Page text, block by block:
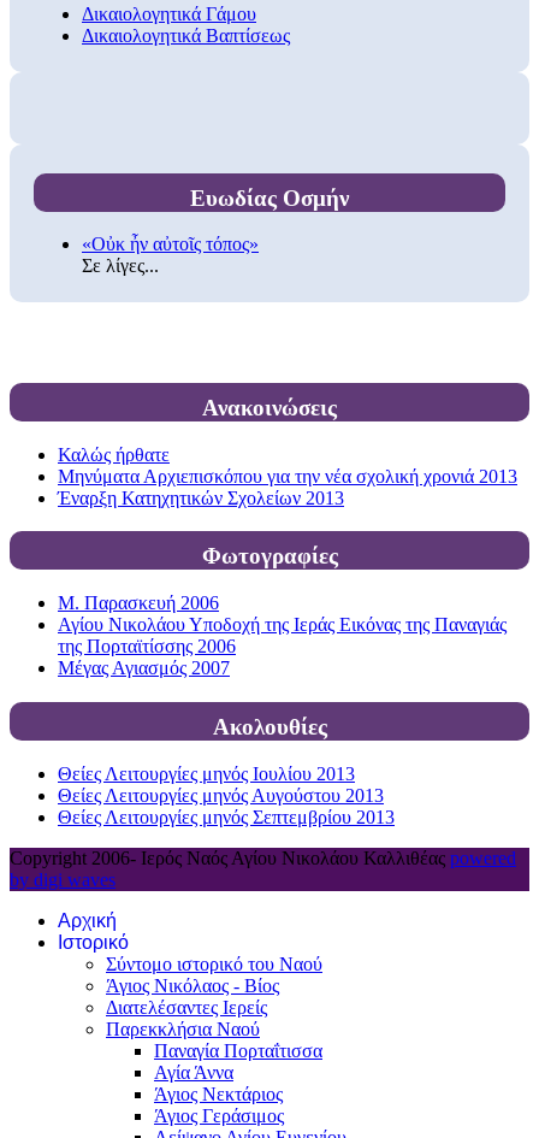
Δικαιολογητικά Γάμου
Δικαιολογητικά Βαπτίσεως
Ευωδίας Οσμήν
«Οὐκ ἦν αὐτοῖς τόπος»
Σε λίγες...
Ανακοινώσεις
Καλώς ήρθατε
Μηνύματα Αρχιεπισκόπου για την νέα σχολική χρονιά 2013
Έναρξη Κατηχητικών Σχολείων 2013
Φωτογραφίες
Μ. Παρασκευή 2006
Αγίου Νικολάου Υποδοχή της Ιεράς Εικόνας της Παναγιάς
της Πορταϊτίσσης 2006
Μέγας Αγιασμός 2007
Ακολουθίες
Θείες Λειτουργίες μηνός Ιουλίου 2013
Θείες Λειτουργίες μηνός Αυγούστου 2013
Θείες Λειτουργίες μηνός Σεπτεμβρίου 2013
Copyright 2006- Ιερός Ναός Αγίου Νικολάου Καλλιθέας powered
by digi waves
Αρχική
Ιστορικό
Σύντομο ιστορικό του Ναού
Άγιος Νικόλαος - Βίος
Διατελέσαντες Ιερείς
Παρεκκλήσια Ναού
Παναγία Πορταΐτισσα
Αγία Άννα
Άγιος Νεκτάριος
Άγιος Γεράσιμος